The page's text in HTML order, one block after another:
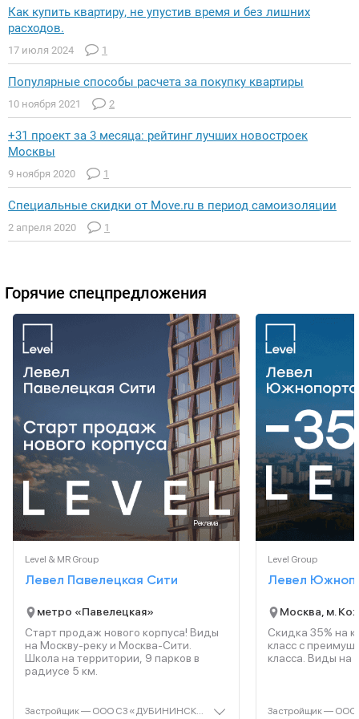
Как купить квартиру, не упустив время и без лишних
расходов.
17 июля 2024 1
Популярные способы расчета за покупку квартиры
10 ноября 2021 2
+31 проект за 3 месяца: рейтинг лучших новостроек
Москвы
9 ноября 2020 1
Специальные скидки от Move.ru в период самоизоляции
2 апреля 2020 1
Горячие спецпредложения
Реклама
Level & MR Group
Левел Павелецкая Сити
метро «Павелецкая»
Старт продаж нового корпуса! Виды
на Москву-реку и Москва-Сити.
Школа на территории, 9 парков в
радиусе 5 км.
Застройщик — ООО СЗ «ДУБИНИНСКАЯ 59». Проектная декларация — наш.дом.рф. Акция до 31.10.2025. Не оферта. Подробности — level.ru
Level Group
Левел
Москва, м.
Скидка 35% на
класс с
класса. Виды на